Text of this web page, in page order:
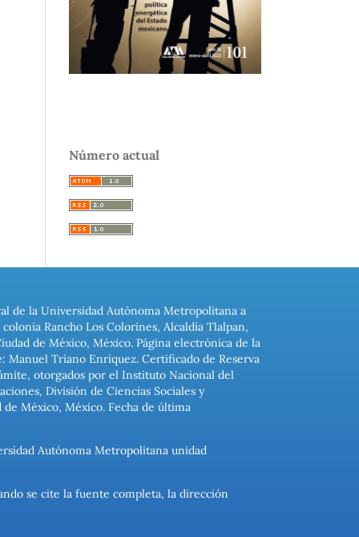
Número actual
de la Universidad Autónoma Metropolitana a
Rancho Los Colorines, Alcaldía Tlalpan,
de México, México. Página electrónica de la
Triano Enríquez. Certificado de Reserva
otorgados por el Instituto Nacional del
División de Ciencias Sociales y
de México, México. Fecha de última
Autónoma Metropolitana unidad
se cite la fuente completa, la dirección